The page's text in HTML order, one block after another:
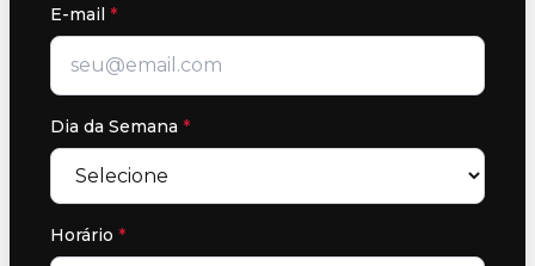
E-mail *
Dia da Semana *
Horário *